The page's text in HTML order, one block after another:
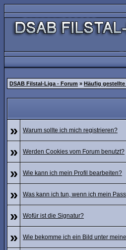
DSAB Filstal-Liga - Forum » Häufig gestellte
»
Warum sollte ich mich registrieren?
» Werden Cookies vom Forum benutzt?
» Wie kann ich mein Profil bearbeiten?
» Was kann ich tun, wenn ich mein
» Wofür ist die Signatur?
» Wie bekomme ich ein Bild unter